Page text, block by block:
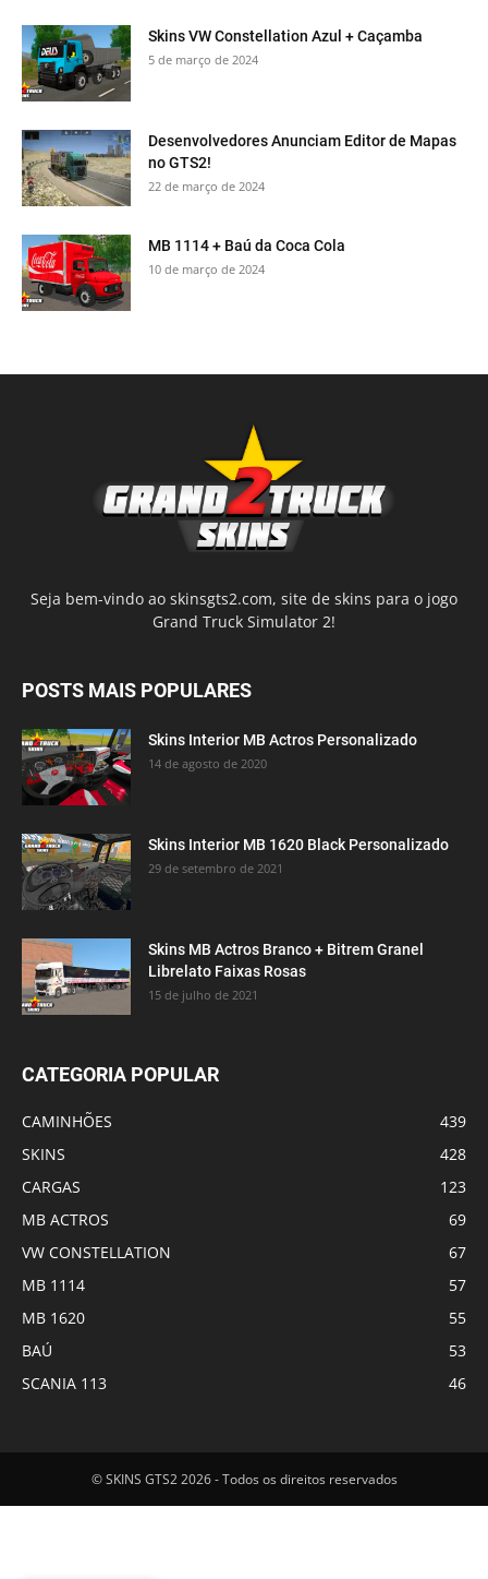
Skins VW Constellation Azul + Caçamba
5 de março de 2024
Desenvolvedores Anunciam Editor de Mapas
no GTS2!
22 de março de 2024
MB 1114 + Baú da Coca Cola
10 de março de 2024
Seja bem-vindo ao skinsgts2.com, site de skins para o jogo
Grand Truck Simulator 2!
POSTS MAIS POPULARES
Skins Interior MB Actros Personalizado
14 de agosto de 2020
Skins Interior MB 1620 Black Personalizado
29 de setembro de 2021
Skins MB Actros Branco + Bitrem Granel
Librelato Faixas Rosas
15 de julho de 2021
CATEGORIA POPULAR
CAMINHÕES
439
SKINS
428
CARGAS
123
MB ACTROS
69
VW CONSTELLATION
67
MB 1114
57
MB 1620
55
BAÚ
53
SCANIA 113
46
© SKINS GTS2 2026 - Todos os direitos reservados